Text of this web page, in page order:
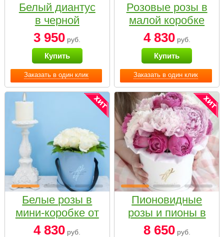
Заказать в один клик
Белый диантус
в черной
коробке Small
3 950 руб.
Купить
Заказать в один клик
Розовые розы в
малой коробке
4 830руб.
Купить
Белые розы в
мини-коробке от
Bella Fiori
4 830 руб.
Пионовидные
розы и пионы в
белой коробке
8 650руб.